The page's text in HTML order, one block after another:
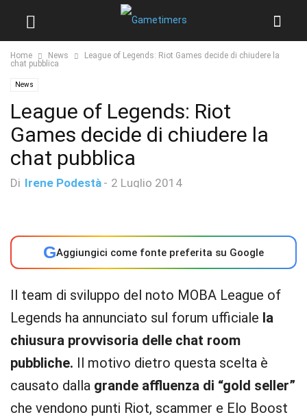
Home News
League of Legends: Riot Games decide di chiudere la
chat pubblica
News
League of Legends: Riot
Games decide di chiudere la
chat pubblica
Di Irene Podestà - 2 Luglio 2014
GAggiungici come fonte preferita su Google
Il team di sviluppo del noto MOBA League of
Legends ha annunciato sul forum ufficiale la
chiusura provvisoria delle chat room
pubbliche. Il motivo dietro questa scelta è
causato dalla grande affluenza di “gold seller”
che vendono punti Riot, scammer e Elo Boost